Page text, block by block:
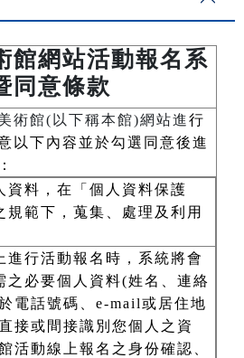
館網站活動報名系
同意條款
術館(以下稱本館)網站進行
以下內容並於勾選同意後進
資料，在「個人資料保護
規範下，蒐集、處理及利用
進行活動報名時，系統將會
之必要個人資料(姓名、連絡
電話號碼、e-mail或居住地
接或間接識別您個人之資
活動線上報名之身份確認、